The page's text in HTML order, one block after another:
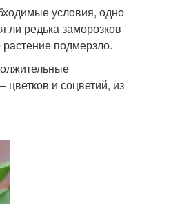
условия, одно
ли редька заморозков
подмерзло.
и соцветий, из